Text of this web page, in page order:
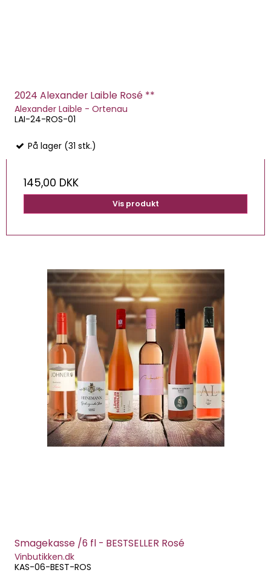
2024 Alexander Laible Rosé **
Alexander Laible - Ortenau
LAI-24-ROS-01
På lager (31 stk.)
145,00 DKK
Vis produkt
Smagekasse /6 fl - BESTSELLER Rosé
Vinbutikken.dk
KAS-06-BEST-ROS